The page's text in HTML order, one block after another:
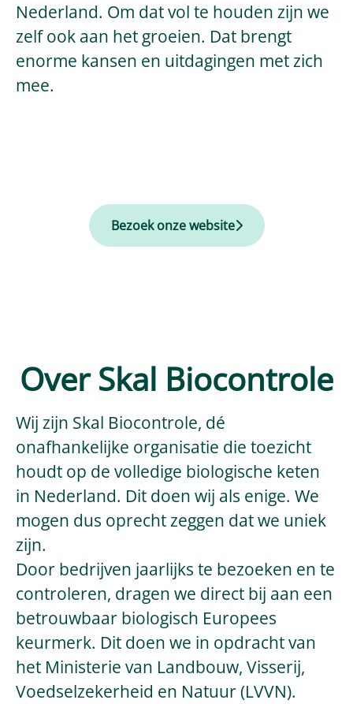
Nederland. Om dat vol te houden zijn we
zelf ook aan het groeien. Dat brengt
enorme kansen en uitdagingen met zich
mee.
Bezoek onze website
Over Skal Biocontrole
Wij zijn Skal Biocontrole, dé
onafhankelijke organisatie die toezicht
houdt op de volledige biologische keten
in Nederland. Dit doen wij als enige. We
mogen dus oprecht zeggen dat we uniek
zijn.
Door bedrijven jaarlijks te bezoeken en te
controleren, dragen we direct bij aan een
betrouwbaar biologisch Europees
keurmerk. Dit doen we in opdracht van
het Ministerie van Landbouw, Visserij,
Voedselzekerheid en Natuur (LVVN).